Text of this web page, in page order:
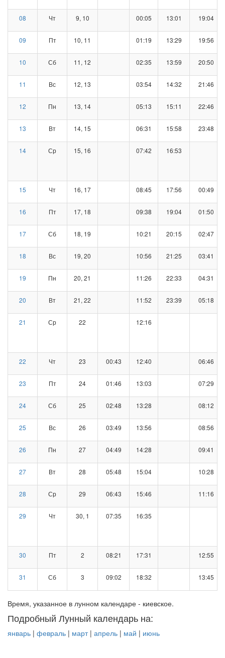
08 Чт 9, 10 00:05 13:01 19:04
09 Пт 10, 11 01:19 13:29 19:56
10 Сб 11, 12 02:35 13:59 20:50
11 Вс 12, 13 03:54 14:32 21:46
12 Пн 13, 14 05:13 15:11 22:46
13 Вт 14, 15 06:31 15:58 23:48
14 Ср 15, 16 07:42 16:53
15 Чт 16, 17 08:45 17:56 00:49
16 Пт 17, 18 09:38 19:04 01:50
17 Сб 18, 19 10:21 20:15 02:47
18 Вс 19, 20 10:56 21:25 03:41
19 Пн 20, 21 11:26 22:33 04:31
20 Вт 21, 22 11:52 23:39 05:18
21 Ср 22 12:16
22 Чт 23 00:43 12:40 06:46
23 Пт 24 01:46 13:03 07:29
24 Сб 25 02:48 13:28 08:12
25 Вс 26 03:49 13:56 08:56
26 Пн 27 04:49 14:28 09:41
27 Вт 28 05:48 15:04 10:28
28 Ср 29 06:43 15:46 11:16
29 Чт 30, 1 07:35 16:35
30 Пт 2 08:21 17:31 12:55
31 Сб 3 09:02 18:32 13:45
Время, указанное в лунном календаре - киевское.
Подробный Лунный календарь на:
январь | февраль | март| апрель | май | июнь